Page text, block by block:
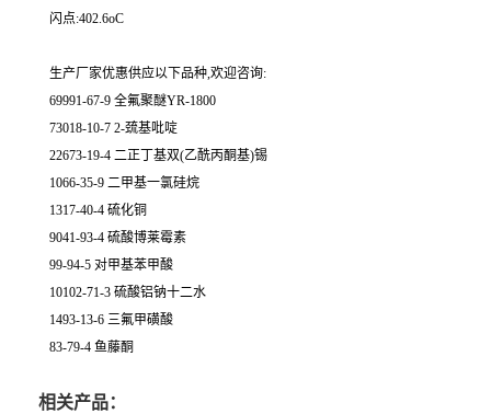
闪点:402.6oC
生产厂家优惠供应以下品种,欢迎咨询:
69991-67-9 全氟聚醚YR-1800
73018-10-7 2-巯基吡啶
22673-19-4 二正丁基双(乙酰丙酮基)锡
1066-35-9 二甲基一氯硅烷
1317-40-4 硫化铜
9041-93-4 硫酸博莱霉素
99-94-5 对甲基苯甲酸
10102-71-3 硫酸铝钠十二水
1493-13-6 三氟甲磺酸
83-79-4 鱼藤酮
相关产品：